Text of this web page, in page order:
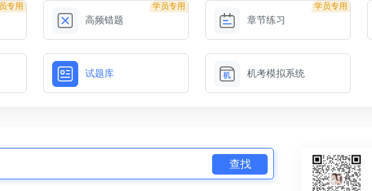
专用 学员专用
高频错题
学员专用
章节练习
试题库 机考模拟系统
查找